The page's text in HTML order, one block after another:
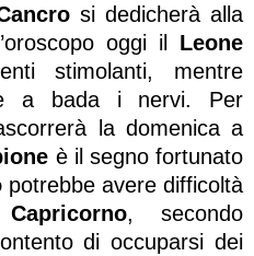
si dedicherà alla
oggi il Leone
stimolanti, mentre
a bada i nervi. Per
la domenica a
è il segno fortunato
potrebbe avere difficoltà
Capricorno, secondo
di occuparsi dei